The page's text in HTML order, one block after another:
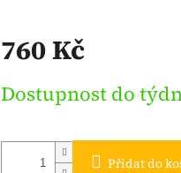
760 Kč
cena:
Dostupnost do
Přidat do